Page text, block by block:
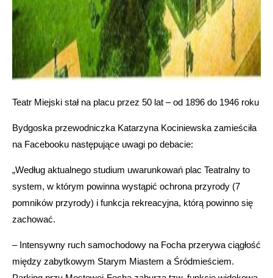
Teatr Miejski stał na placu przez 50 lat – od 1896 do 1946 roku
Bydgoska przewodniczka Katarzyna Kociniewska zamieściła
na Facebooku następujące uwagi po debacie:
„Według aktualnego studium uwarunkowań plac Teatralny to
system, w którym powinna wystąpić ochrona przyrody (7
pomników przyrody) i funkcja rekreacyjna, którą powinno się
zachować.
– Intensywny ruch samochodowy na Focha przerywa ciągłość
między zabytkowym Starym Miastem a Śródmieściem.